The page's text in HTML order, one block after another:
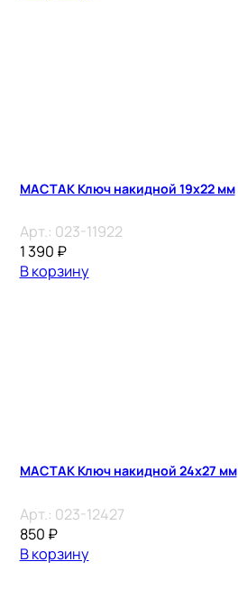
МАСТАК Ключ накидной 19х22 мм
Арт.: 023-11922
1 390 ₽
В корзину
МАСТАК Ключ накидной 24х27 мм
Арт.: 023-12427
850 ₽
В корзину